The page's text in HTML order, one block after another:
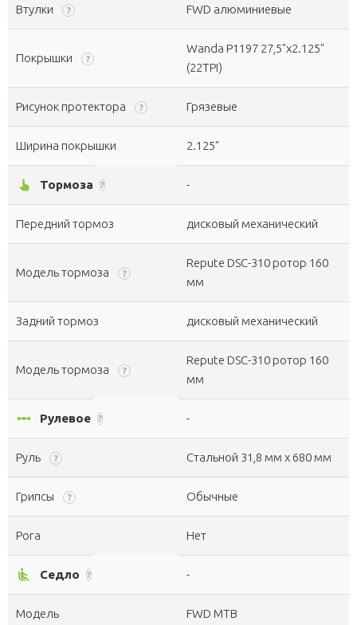
Втулки ? FWD алюминиевые
Покрышки ?
Wanda P1197 27,5"x2.125"
(22TPI)
Рисунок протектора ? Грязевые
Ширина покрышки 2.125"
pan_tool_alt Тормоза ? -
Передний тормоз дисковый механический
Модель тормоза ?
Repute DSC-310 ротор 160
мм
Задний тормоз дисковый механический
Модель тормоза ?
Repute DSC-310 ротор 160
мм
linear_scale Рулевое ? -
Руль ? Стальной 31,8 мм x 680 мм
Грипсы ? Обычные
Рога Нет
airline_seat_recline_normal Седло ? -
Модель FWD MTB